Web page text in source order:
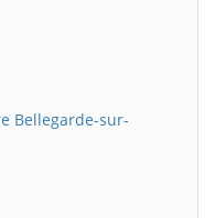
Bellegarde-sur-